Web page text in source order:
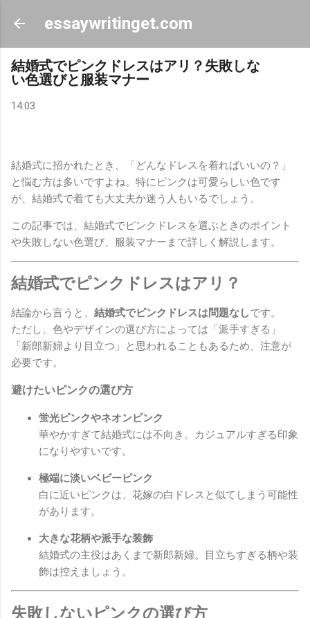
スキップしてメイン コンテンツに移動
essaywritinget.com
結婚式でピンクドレスはアリ？失敗しな
い色選びと服装マナー
14:03
結婚式に招かれたとき、「どんなドレスを着ればいいの？」
と悩む方は多いですよね。特にピンクは可愛らしい色です
が、結婚式で着ても大丈夫か迷う人もいるでしょう。
この記事では、結婚式でピンクドレスを選ぶときのポイント
や失敗しない色選び、服装マナーまで詳しく解説します。
結婚式でピンクドレスはアリ？
結論から言うと、 結婚式でピンクドレスは問題なしです。
ただし、色やデザインの選び方によっては「派手すぎる」
「新郎新婦より目立つ」と思われることもあるため、注意が
必要です。
避けたいピンクの選び方
蛍光ピンクやネオンピンク
華やかすぎて結婚式には不向き。カジュアルすぎる印象
になりやすいです。
極端に淡いベビーピンク
白に近いピンクは、花嫁の白ドレスと似てしまう可能性
があります。
大きな花柄や派手な装飾
結婚式の主役はあくまで新郎新婦。目立ちすぎる柄や装
飾は控えましょう。
失敗しないピンクの選び方